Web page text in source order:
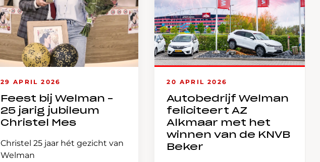
29 APRIL 2026
Feest bij Welman –
25 jarig jubileum
Christel Mes
Christel 25 jaar hét gezicht van
Welman
20 APRIL 2026
Autobedrijf Welman
feliciteert AZ
Alkmaar met het
winnen van de KNVB
Beker